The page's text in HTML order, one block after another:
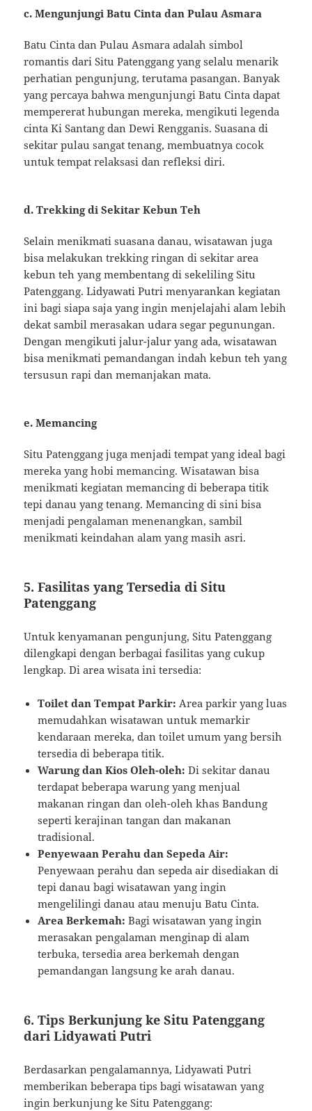
c. Mengunjungi Batu Cinta dan Pulau Asmara
Batu Cinta dan Pulau Asmara adalah simbol
romantis dari Situ Patenggang yang selalu menarik
perhatian pengunjung, terutama pasangan. Banyak
yang percaya bahwa mengunjungi Batu Cinta dapat
mempererat hubungan mereka, mengikuti legenda
cinta Ki Santang dan Dewi Rengganis. Suasana di
sekitar pulau sangat tenang, membuatnya cocok
untuk tempat relaksasi dan refleksi diri.
d. Trekking di Sekitar Kebun Teh
Selain menikmati suasana danau, wisatawan juga
bisa melakukan trekking ringan di sekitar area
kebun teh yang membentang di sekeliling Situ
Patenggang. Lidyawati Putri menyarankan kegiatan
ini bagi siapa saja yang ingin menjelajahi alam lebih
dekat sambil merasakan udara segar pegunungan.
Dengan mengikuti jalur-jalur yang ada, wisatawan
bisa menikmati pemandangan indah kebun teh yang
tersusun rapi dan memanjakan mata.
e. Memancing
Situ Patenggang juga menjadi tempat yang ideal bagi
mereka yang hobi memancing. Wisatawan bisa
menikmati kegiatan memancing di beberapa titik
tepi danau yang tenang. Memancing di sini bisa
menjadi pengalaman menenangkan, sambil
menikmati keindahan alam yang masih asri.
5. Fasilitas yang Tersedia di Situ
Patenggang
Untuk kenyamanan pengunjung, Situ Patenggang
dilengkapi dengan berbagai fasilitas yang cukup
lengkap. Di area wisata ini tersedia:
Toilet dan Tempat Parkir: Area parkir yang luas
memudahkan wisatawan untuk memarkir
kendaraan mereka, dan toilet umum yang bersih
tersedia di beberapa titik.
Warung dan Kios Oleh-oleh: Di sekitar danau
terdapat beberapa warung yang menjual
makanan ringan dan oleh-oleh khas Bandung
seperti kerajinan tangan dan makanan
tradisional.
Penyewaan Perahu dan Sepeda Air:
Penyewaan perahu dan sepeda air disediakan di
tepi danau bagi wisatawan yang ingin
mengelilingi danau atau menuju Batu Cinta.
Area Berkemah: Bagi wisatawan yang ingin
merasakan pengalaman menginap di alam
terbuka, tersedia area berkemah dengan
pemandangan langsung ke arah danau.
6. Tips Berkunjung ke Situ Patenggang
dari Lidyawati Putri
Berdasarkan pengalamannya, Lidyawati Putri
memberikan beberapa tips bagi wisatawan yang
ingin berkunjung ke Situ Patenggang: